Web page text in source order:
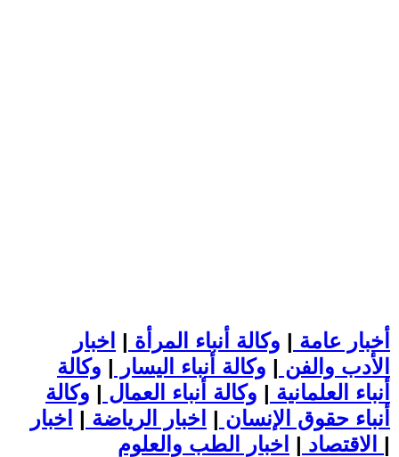
أخبار عامة | وكالة أنباء المرأة | اخبار
الأدب والفن | وكالة أنباء اليسار | وكالة
أنباء العلمانية | وكالة أنباء العمال | وكالة
أنباء حقوق الإنسان | اخبار الرياضة | اخبار
الاقتصاد | |